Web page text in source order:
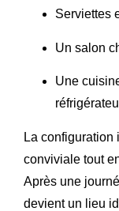
Serviettes
Un salon
Une
La configuration
conviviale tout
Après une
devient un lieu